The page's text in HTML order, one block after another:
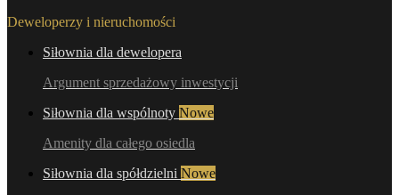
Deweloperzy i nieruchomości
Siłownia dla dewelopera
Argument sprzedażowy inwestycji
Siłownia dla wspólnoty Nowe
Amenity dla całego osiedla
Siłownia dla spółdzielni Nowe